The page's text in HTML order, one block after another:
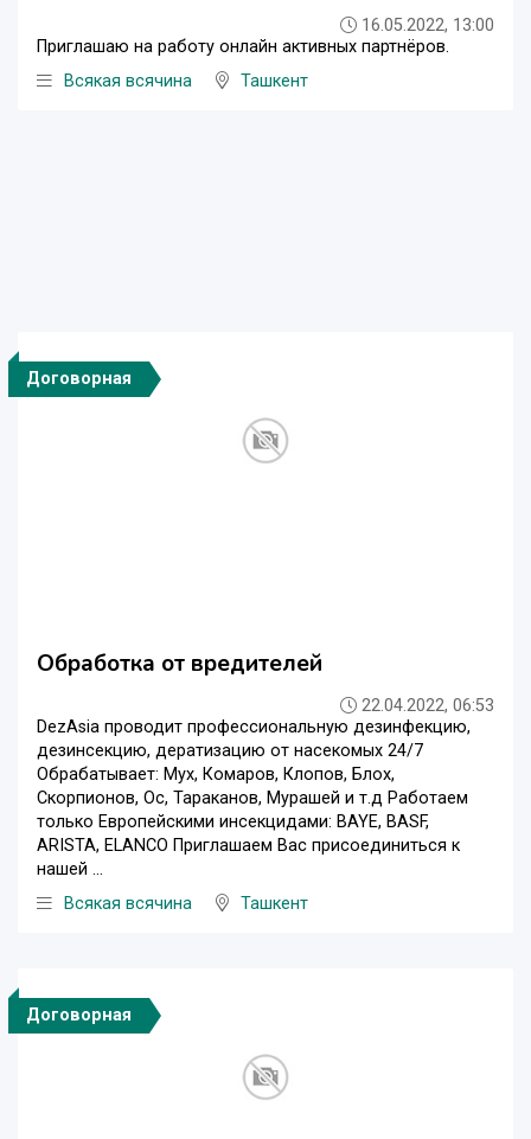
16.05.2022, 13:00
Приглашаю на работу онлайн активных партнёров.
Всякая всячина
Ташкент
Договорная
Обработка от вредителей
22.04.2022, 06:53
DezAsia проводит профессиональную дезинфекцию,
дезинсекцию, дератизацию от насекомых 24/7
Обрабатывает: Мух, Комаров, Клопов, Блох,
Скорпионов, Ос, Тараканов, Мурашей и т.д Работаем
только Европейскими инсекцидами: BAYE, BASF,
ARISTA, ELANCO Приглашаем Вас присоединиться к
нашей ...
Всякая всячина
Ташкент
Договорная